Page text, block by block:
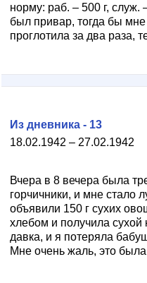
норму: раб. – 500 г, служ.
был привар, тогда бы мне
проглотила за два раза,
18.02.1942 – 27.02.1942
Из дневника - 13
Вчера в 8 вечера была
горчичники, и мне стало
объявили 150 г сухих
хлебом и получила
давка, и я потеряла
Мне очень жаль, это